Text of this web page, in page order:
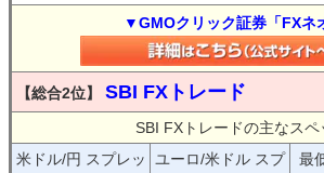
▼GMOクリック証券「FXネ
【総合2位】 SBI FXトレード
SBI FXトレードの主なスペ
米ドル/円 スプレッ
ユーロ/米ドル スプ
最